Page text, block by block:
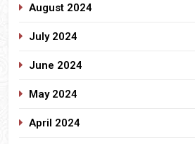
August 2024
July 2024
June 2024
May 2024
April 2024